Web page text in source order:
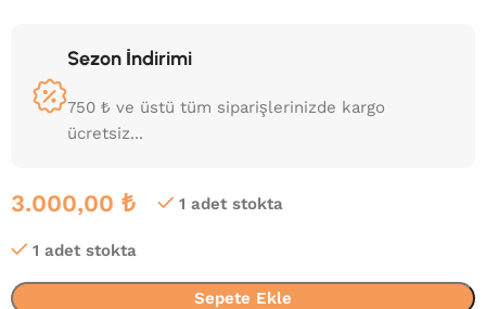
Sezon İndirimi
750 ₺ ve üstü tüm siparişlerinizde kargo
ücretsiz...
3.000,00₺ 1 adet stokta
1 adet stokta
Sepete Ekle